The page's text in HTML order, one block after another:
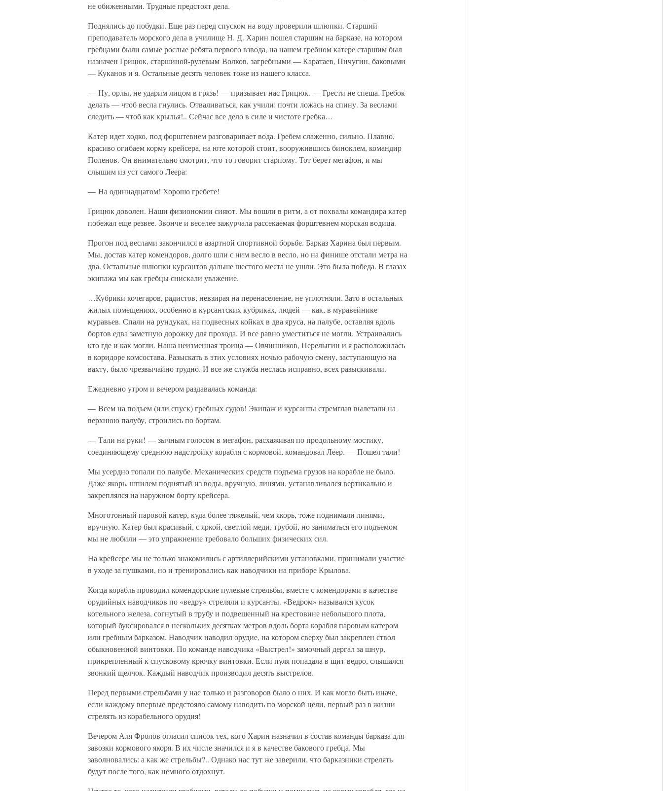
не обиженными. Трудные предстоят дела.
Поднялись до побудки. Еще раз перед спуском на воду проверили шлюпки. Старший
преподаватель морского дела в училище Н. Д. Харин пошел старшим на барказе, на котором
гребцами были самые рослые ребята первого взвода, на нашем гребном катере старшим был
назначен Грицюк, старшиной-рулевым Волков, загребными — Каратаев, Пнчугин, баковыми
— Куканов и я. Остальные десять человек тоже из нашего класса.
— Ну, орлы, не ударим лицом в грязь! — призывает нас Грицюк. — Грести не спеша. Гребок
делать — чтоб весла гнулись. Отваливаться, как учили: почти ложась на спину. За веслами
следить — чтоб как крылья!.. Сейчас все дело в силе и чистоте гребка…
Катер идет ходко, под форштевнем разговаривает вода. Гребем слаженно, сильно. Плавно,
красиво огибаем корму крейсера, на юте которой стоит, вооружившись биноклем, командир
Поленов. Он внимательно смотрит, что-то говорит старпому. Тот берет мегафон, и мы
слышим из уст самого Леера:
— На одиннадцатом! Хорошо гребете!
Грицюк доволен. Наши физиономии сияют. Мы вошли в ритм, а от похвалы командира катер
побежал еще резвее. Звонче и веселее зажурчала рассекаемая форштевнем морская водица.
Прогон под веслами закончился в азартной спортивной борьбе. Барказ Харина был первым.
Мы, достав катер комендоров, долго шли с ним весло в весло, но на финише отстали метра на
два. Остальные шлюпки курсантов дальше шестого места не ушли. Это была победа. В глазах
экипажа мы как гребцы снискали уважение.
…Кубрики кочегаров, радистов, невзирая на перенаселение, не уплотняли. Зато в остальных
жилых помещениях, особенно в курсантских кубриках, людей — как, в муравейнике
муравьев. Спали на рундуках, на подвесных койках в два яруса, на палубе, оставляя вдоль
бортов едва заметную дорожку для прохода. И все равно уместиться не могли. Устраивались
кто где и как могли. Наша неизменная троица — Овчинников, Перелыгин и я расположилась
в коридоре комсостава. Разыскать в этих условиях ночью рабочую смену, заступающую на
вахту, было чрезвычайно трудно. И все же служба неслась исправно, всех разыскивали.
Ежедневно утром и вечером раздавалась команда:
— Всем на подъем (или спуск) гребных судов! Экипаж и курсанты стремглав вылетали на
верхнюю палубу, строились по бортам.
— Тали на руки! — зычным голосом в мегафон, расхаживая по продольному мостику,
соединяющему среднюю надстройку корабля с кормовой, командовал Леер. — Пошел тали!
Мы усердно топали по палубе. Механических средств подъема грузов на корабле не было.
Даже якорь, шпилем поднятый из воды, вручную, линями, устанавливался вертикально и
закреплялся на наружном борту крейсера.
Многотонный паровой катер, куда более тяжелый, чем якорь, тоже поднимали линями,
вручную. Катер был красивый, с яркой, светлой меди, трубой, но заниматься его подъемом
мы не любили — это упражнение требовало больших физических сил.
На крейсере мы не только знакомились с артиллерийскими установками, принимали участие
в уходе за пушками, но и тренировались как наводчики на приборе Крылова.
Когда корабль проводил комендорские пулевые стрельбы, вместе с комендорами в качестве
орудийных наводчиков по «ведру» стреляли и курсанты. «Ведром» назывался кусок
котельного железа, согнутый в трубу и подвешенный на крестовине небольшого плота,
который буксировался в нескольких десятках метров вдоль борта корабля паровым катером
или гребным барказом. Наводчик наводил орудие, на котором сверху был закреплен ствол
обыкновенной винтовки. По команде наводчика «Выстрел!» замочный дергал за шнур,
прикрепленный к спусковому крючку винтовки. Если пуля попадала в щит-ведро, слышался
звонкий щелчок. Каждый наводчик производил десять выстрелов.
Перед первыми стрельбами у нас только и разговоров было о них. И как могло быть иначе,
если каждому впервые предстояло самому наводить по морской цели, первый раз в жизни
стрелять из корабельного орудия!
Вечером Аля Фролов огласил список тех, кого Харин назначил в состав команды барказа для
завозки кормового якоря. В их числе значился и я в качестве бакового гребца. Мы
заволновались: а как же стрельбы?.. Однако нас тут же заверили, что барказники стрелять
будут после того, как немного отдохнут.